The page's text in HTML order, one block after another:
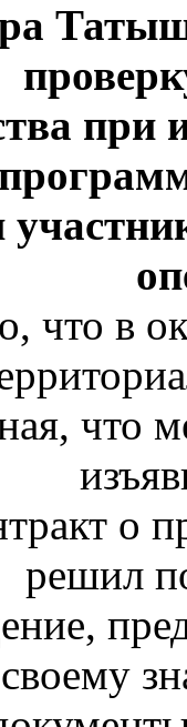
при
что в
что
о
решил